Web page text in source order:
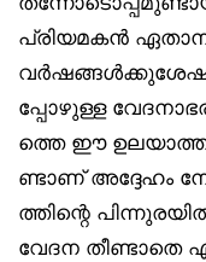
പ്രിയമകൻ
പ്പോഴുള്ള
ത്തെ ഈ
ണ്ടാണ് അദ്ദേഹം
ത്തിന്റെ
വേദന